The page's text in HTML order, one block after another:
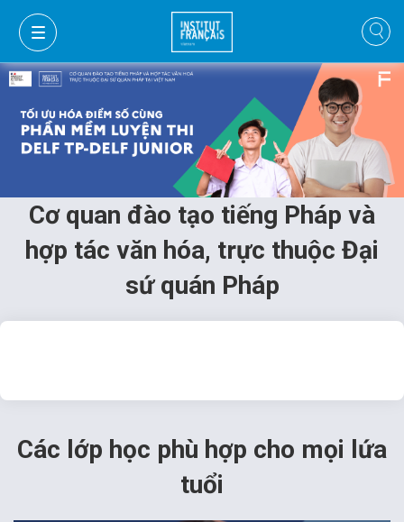
VI
FR
Cơ quan đào tạo tiếng Pháp và
hợp tác văn hóa, trực thuộc Đại
sứ quán Pháp
Các lớp học phù hợp cho mọi lứa
tuổi